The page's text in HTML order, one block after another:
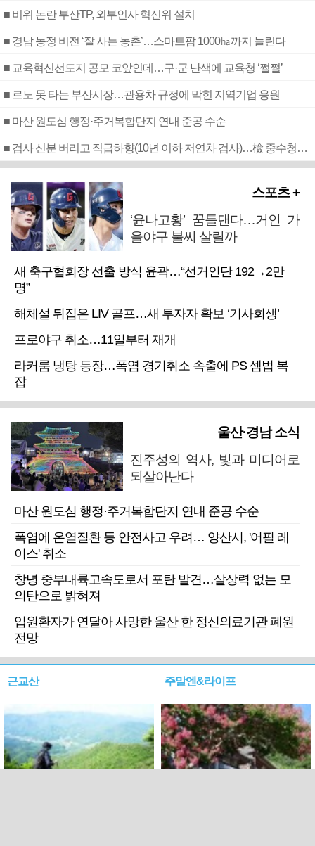
■ 비위 논란 부산TP, 외부인사 혁신위 설치
■ 경남 농정 비전 ‘잘 사는 농촌’…스마트팜 1000㏊까지 늘린다
■ 교육혁신선도지 공모 코앞인데…구·군 난색에 교육청 ‘쩔쩔’
■ 르노 못 타는 부산시장…관용차 규정에 막힌 지역기업 응원
■ 마산 원도심 행정·주거복합단지 연내 준공 수순
■ 검사 신분 버리고 직급하향(10년 이하 저연차 검사)…檢 중수청행 기피
스포츠 +
‘윤나고황’ 꿈틀댄다…거인 가
을야구 불씨 살릴까
새 축구협회장 선출 방식 윤곽…“선거인단 192→2만
명”
해체설 뒤집은 LIV 골프…새 투자자 확보 ‘기사회생’
프로야구 취소…11일부터 재개
라커룸 냉탕 등장…폭염 경기취소 속출에 PS 셈법 복
잡
울산·경남 소식
진주성의 역사, 빛과 미디어로
되살아난다
마산 원도심 행정·주거복합단지 연내 준공 수순
폭염에 온열질환 등 안전사고 우려… 양산시, '어필 레
이스' 취소
창녕 중부내륙고속도로서 포탄 발견…살상력 없는 모
의탄으로 밝혀져
입원환자가 연달아 사망한 울산 한 정신의료기관 폐원
전망
근교산 주말엔&라이프